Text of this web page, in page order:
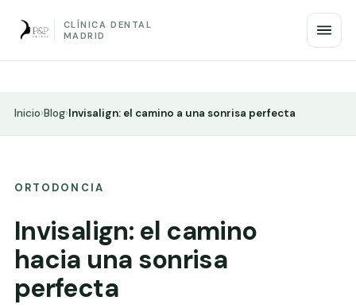
CLÍNICA DENTAL
MADRID
Inicio›Blog›Invisalign: el camino a una sonrisa perfecta
ORTODONCIA
Invisalign: el camino
hacia una sonrisa
perfecta